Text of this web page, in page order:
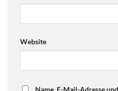
Website